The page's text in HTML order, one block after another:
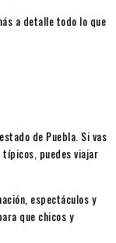
a detalle todo lo que
de Puebla. Si vas
puedes viajar
espectáculos y
que chicos y